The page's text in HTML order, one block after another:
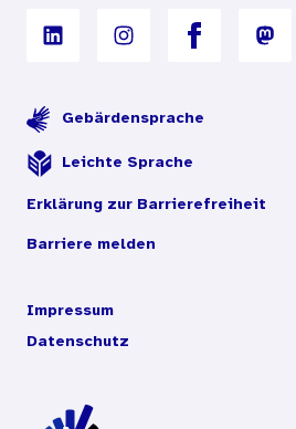
Gebärdensprache
Leichte Sprache
Erklärung zur Barrierefreiheit
Barriere melden
Impressum
Datenschutz